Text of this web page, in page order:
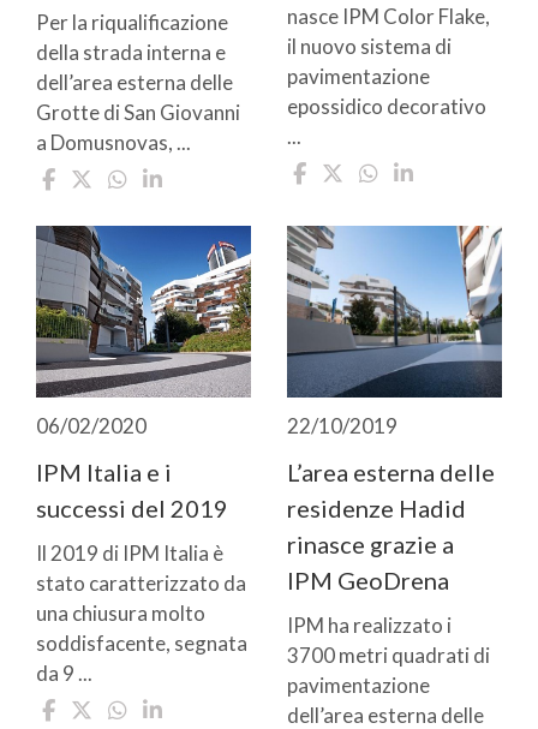
Per la riqualificazione
della strada interna e
dell’area esterna delle
Grotte di San Giovanni
a Domusnovas, ...
nasce IPM Color Flake,
il nuovo sistema di
pavimentazione
epossidico decorativo
...
06/02/2020
IPM Italia e i
successi del 2019
Il 2019 di IPM Italia è
stato caratterizzato da
una chiusura molto
soddisfacente, segnata
da 9 ...
22/10/2019
L’area esterna delle
residenze Hadid
rinasce grazie a
IPM GeoDrena
IPM ha realizzato i
3700 metri quadrati di
pavimentazione
dell’area esterna delle